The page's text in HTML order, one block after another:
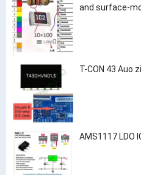
and surface-
T-CON 43 Auo
AMS1117 LDO